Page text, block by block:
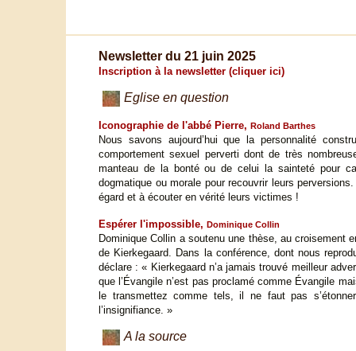
Newsletter du 21 juin 2025
Inscription à la newsletter (cliquer ici)
Eglise en question
Iconographie de l'abbé Pierre, Roland Barthes
Nous savons aujourd’hui que la personnalité
comportement sexuel perverti dont de très
manteau de la bonté ou de celui la sainteté pour
dogmatique ou morale pour recouvrir leurs
égard et à écouter en vérité leurs victimes !
Espérer l'impossible, Dominique Collin
Dominique Collin a soutenu une thèse, au croisement
de Kierkegaard. Dans la conférence, dont nous
déclare : « Kierkegaard n’a jamais trouvé meilleur
que l’Évangile n’est pas proclamé comme Évangile
le transmettez comme tels, il ne faut pas
l’insignifiance. »
A la source